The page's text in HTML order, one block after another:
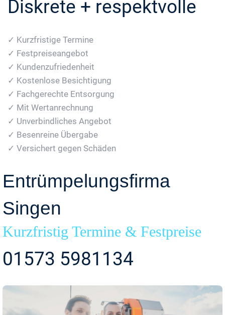
Diskrete + respektvolle
✓ Kurzfristige Termine
✓ Festpreiseangebot
✓ Kundenzufriedenheit
✓ Kostenlose Besichtigung
✓ Fachgerechte Entsorgung
✓ Mit Wertanrechnung
✓ Unverbindliches Angebot
✓ Besenreine Übergabe
✓ Versichert gegen Schäden
Entrümpelungsfirma
Singen
Kurzfristig Termine & Festpreise
01573 5981134